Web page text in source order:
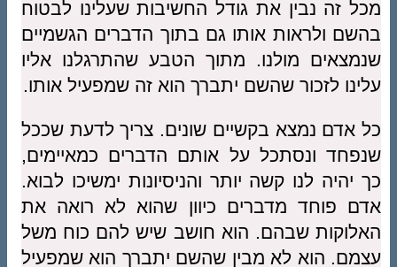
מכל זה נבין את גודל החשיבות שעלינו לבטוח
בהשם ולראות אותו גם בתוך הדברים הגשמיים
שנמצאים מולנו. מתוך הטבע שהתרגלנו אליו
עלינו לזכור שהשם יתברך הוא זה שמפעיל אותו.
כל אדם נמצא בקשיים שונים. צריך לדעת שככל
שנפחד ונסתכל על אותם הדברים כמאיימים,
כך יהיה לנו קשה יותר והניסיונות ימשיכו לבוא.
אדם פוחד מדברים כיוון שהוא לא רואה את
האלוקות שבהם. הוא חושב שיש להם כוח משל
עצמם. הוא לא מבין שהשם יתברך הוא שמפעיל